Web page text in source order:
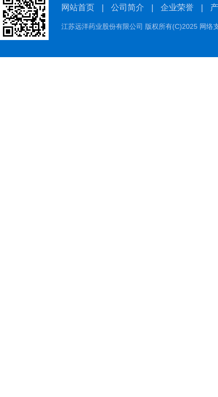
网站首页 公司简介 企业荣誉
江苏远洋药业股份有限公司 版权所有(C)2025 网络